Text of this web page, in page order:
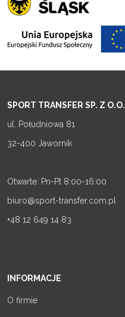
SPORT TRANSFER SP. Z O.O.
ul. Południowa 81
32-400 Jawornik
Otwarte: Pn-Pt 8:00-16:00
biuro@sport-transfer.com.pl
+48 12 649 14 83
INFORMACJE
O firmie